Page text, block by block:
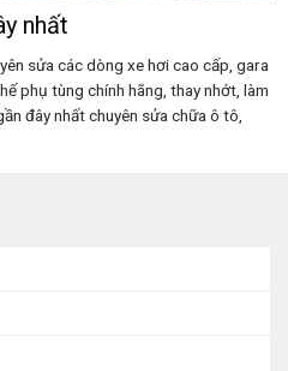
nhất
sửa các dòng xe hơi cao cấp, gara
phụ tùng chính hãng, thay nhớt, làm
đây nhất chuyên sửa chữa ô tô,